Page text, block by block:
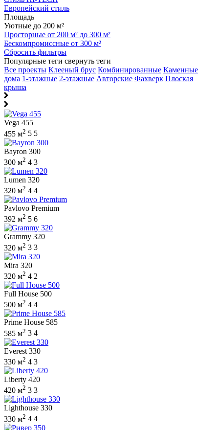
Европейский стиль
Площадь
Уютные до 200 м²
Просторные от 200 м² до 300 м²
Бескомпромиссные от 300 м²
Сбросить фильтры
Популярные теги свернуть теги
Все проекты Клееный брус Комбинированные Каменные
дома 1-этажные 2-этажные Авторские Фахверк Плоская
крыша
Vega 455
455 м2 5 5
Bayron 300
300 м2 4 3
Lumen 320
320 м2 4 4
Pavlovo Premium
392 м2 5 6
Grammy 320
320 м2 3 3
Mira 320
320 м2 4 2
Full House 500
500 м2 4 4
Prime House 585
585 м2 3 4
Everest 330
330 м2 4 3
Liberty 420
420 м2 3 3
Lighthouse 330
330 м2 4 4